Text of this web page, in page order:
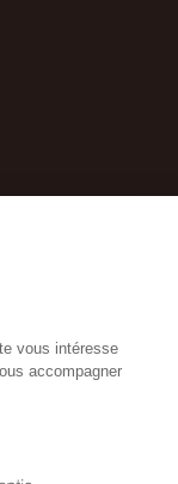
vous intéresse
accompagner